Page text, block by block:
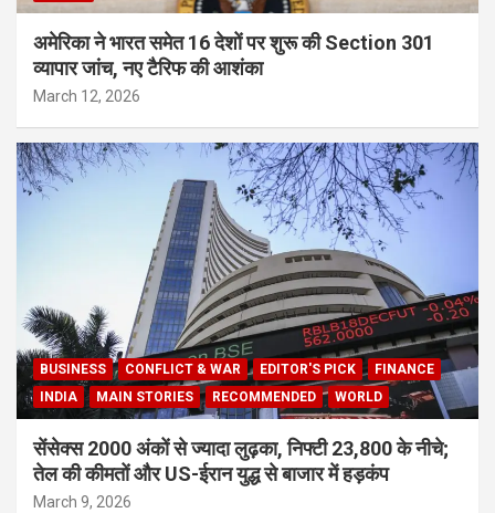
अमेरिका ने भारत समेत 16 देशों पर शुरू की Section 301
व्यापार जांच, नए टैरिफ की आशंका
March 12, 2026
BUSINESS CONFLICT & WAR EDITOR'S PICK
FINANCE
INDIA
MAIN STORIES RECOMMENDED WORLD
सेंसेक्स 2000 अंकों से ज्यादा लुढ़का, निफ्टी 23,800 के नीचे;
तेल की कीमतों और US-ईरान युद्ध से बाजार में हड़कंप
March 9, 2026